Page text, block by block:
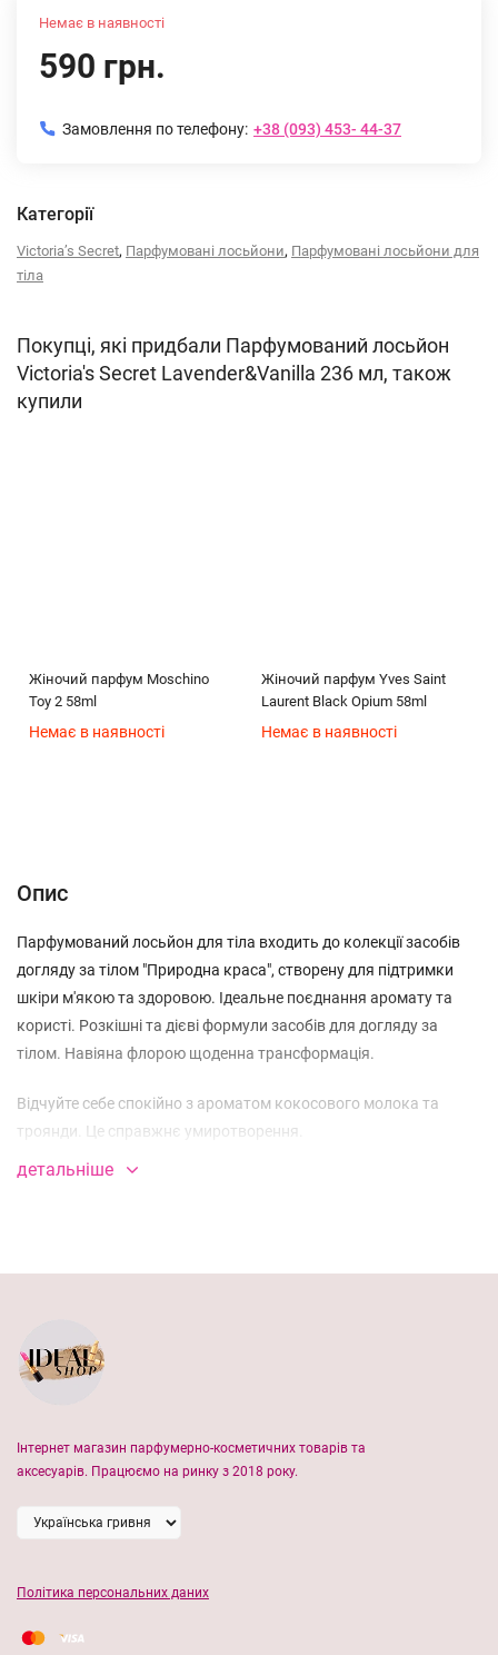
Немає в наявності
590 грн.
Замовлення по телефону: +38 (093) 453- 44-37
Категорії
Victoria’s Secret, Парфумовані лосьйони, Парфумовані лосьйони для
тіла
Покупці, які придбали Парфумований лосьйон
Victoria's Secret Lavender&Vanilla 236 мл, також
купили
Жіночий парфум Moschino
Toy 2 58ml
Немає в наявності
Жіночий парфум Yves Saint
Laurent Black Opium 58ml
Немає в наявності
Опис
Парфумований лосьйон для тіла входить до колекції засобів
догляду за тілом "Природна краса", створену для підтримки
шкіри м'якою та здоровою. Ідеальне поєднання аромату та
користі. Розкішні та дієві формули засобів для догляду за
тілом. Навіяна флорою щоденна трансформація.
Відчуйте себе спокійно з ароматом кокосового молока та
троянди. Це справжнє умиротворення.
Тип аромату:
Особливості парфумованих лосьйонів Victoria's Secret:
зволоження 24 години
В нашому магазині продукція Victoria's Secret виглючно
ОРИГІНАЛ!
детальніше
Інтернет магазин парфумерно-косметичних товарів та
аксесуарів. Працюємо на ринку з 2018 року.
Політика персональних даних